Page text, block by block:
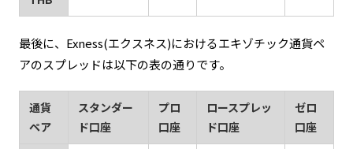
最後に、Exness(エクスネス)におけるエキゾチック通貨ペ
アのスプレッドは以下の表の通りです。
通貨
ペア
スタンダー
ド口座
プロ
口座
ロースプレッ
ド口座
ゼロ
口座